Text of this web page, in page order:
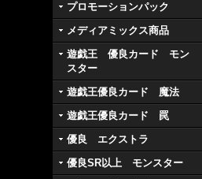
プロモーションパック
メディアミックス商品
遊戯王 優良カード モン
スター
遊戯王優良カード 魔法
遊戯王優良カード 罠
優良 エクストラ
優良SR以上 モンスター